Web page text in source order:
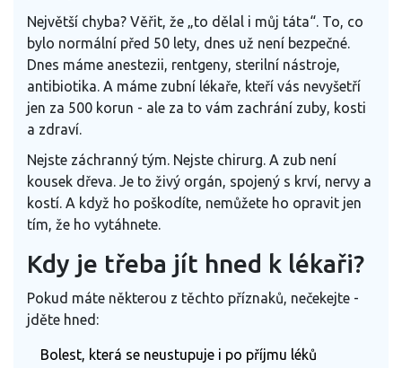
Největší chyba? Věřit, že „to dělal i můj táta“. To, co
bylo normální před 50 lety, dnes už není bezpečné.
Dnes máme anestezii, rentgeny, sterilní nástroje,
antibiotika. A máme zubní lékaře, kteří vás nevyšetří
jen za 500 korun - ale za to vám zachrání zuby, kosti
a zdraví.
Nejste záchranný tým. Nejste chirurg. A zub není
kousek dřeva. Je to živý orgán, spojený s krví, nervy a
kostí. A když ho poškodíte, nemůžete ho opravit jen
tím, že ho vytáhnete.
Kdy je třeba jít hned k lékaři?
Pokud máte některou z těchto příznaků, nečekejte -
jděte hned:
Bolest, která se neustupuje i po příjmu léků